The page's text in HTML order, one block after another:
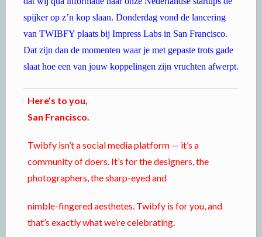
spijker op z’n kop slaan. Donderdag vond de lancering
van TWIBFY plaats bij Impress Labs in San Francisco.
Dat zijn dan de momenten waar je met gepaste trots gade
slaat hoe een van jouw koppelingen zijn vruchten afwerpt.
Here’s to you,
San Francisco.
Twibfy isn’t a social media platform — it’s a
community of doers. It’s for the designers, the
photographers, the sharp-eyed and
nimble-fingered aesthetes. Twibfy is for you, and
that’s exactly what we’re celebrating.